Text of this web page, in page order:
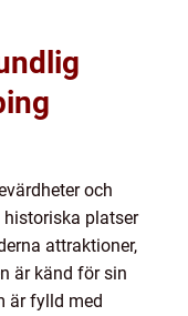
och
historiska platser
attraktioner,
är känd för sin
är fylld med